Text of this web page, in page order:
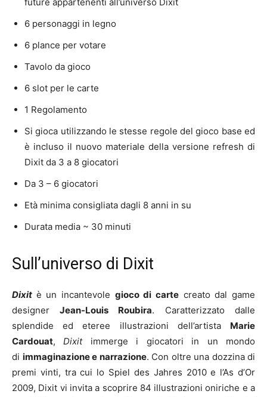
6 personaggi in legno
6 plance per votare
Tavolo da gioco
6 slot per le carte
1 Regolamento
Si gioca utilizzando le stesse regole del gioco base ed
è incluso il nuovo materiale della versione refresh di
Dixit da 3 a 8 giocatori
Da 3 – 6 giocatori
Età minima consigliata dagli 8 anni in su
Durata media ~ 30 minuti
Sull’universo di Dixit
Dixit è un incantevole gioco di carte creato dal game
designer Jean-Louis Roubira. Caratterizzato dalle
splendide ed eteree illustrazioni dell’artista Marie
Cardouat,Dixit immerge i giocatori in un mondo
di immaginazione e narrazione. Con oltre una dozzina di
premi vinti, tra cui lo Spiel des Jahres 2010 e l’As d’Or
2009, Dixit vi invita a scoprire 84 illustrazioni oniriche e a